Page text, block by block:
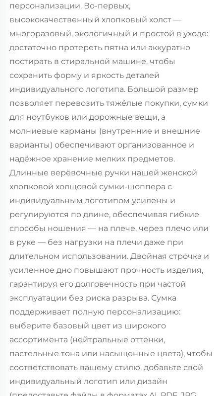
персонализации. Во-первых,
высококачественный хлопковый холст —
многоразовый, экологичный и простой в уходе:
достаточно протереть пятна или аккуратно
постирать в стиральной машине, чтобы
сохранить форму и яркость деталей
индивидуального логотипа. Большой размер
позволяет перевозить тяжёлые покупки, сумки
для ноутбуков или дорожные вещи, а
молниевые карманы (внутренние и внешние
варианты) обеспечивают организованное и
надёжное хранение мелких предметов.
Длинные верёвочные ручки нашей женской
хлопковой холщовой сумки-шоппера с
индивидуальным логотипом усилены и
регулируются по длине, обеспечивая гибкие
способы ношения — на плече, через плечо или
в руке — без нагрузки на плечи даже при
длительном использовании. Двойная строчка и
усиленное дно повышают прочность изделия,
гарантируя его долговечность при частой
эксплуатации без риска разрыва. Сумка
поддерживает полную персонализацию:
выберите базовый цвет из широкого
ассортимента (нейтральные оттенки,
пастельные тона или насыщенные цвета), чтобы
соответствовать вашему стилю, добавьте свой
индивидуальный логотип или дизайн